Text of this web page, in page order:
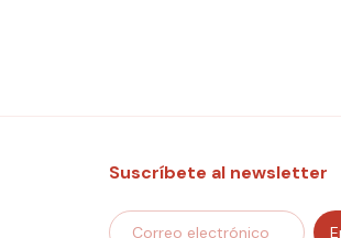
Suscríbete al newsletter